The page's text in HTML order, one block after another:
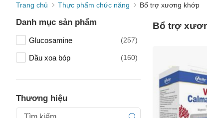
Trang chủ Thực phẩm chức năng Bổ trợ xương khớp
Danh mục sản phẩm
Glucosamine (257)
Dầu xoa bóp (160)
Thương hiệu
Bổ trợ